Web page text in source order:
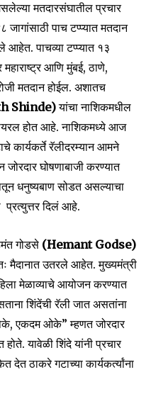
of
be part of the
address on our website
Don't worry, we respect
inbox. Your information is
मतदारसंघातील प्रचार
जागांसाठी पाच टप्प्यात मतदान
आहेत. पाचव्या टप्प्यात १३
आणि मुंबई, ठाणे,
मतदान होईल. अशातच
Shinde)यांचा नाशिकमधील
होत आहे. नाशिकमध्ये आज
कार्यकर्ते रॅलीदरम्यान आमने
घोषणाबाजी करण्यात
धनुष्यबाण सोडत असल्याचा
प्रत्युत्तर दिलं आहे.
गोडसे (Hemant Godse)
मैदानात उतरले आहेत. मुख्यमंत्री
मेळाव्याचे आयोजन करण्यात
शिंदेंची रॅली जात असतांना
एकदम ओके” म्हणत जोरदार
यावेळी शिंदे यांनी प्रचार
ठाकरे गटाच्या कार्यकर्त्यांना